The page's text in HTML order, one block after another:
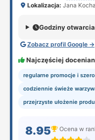
Lokalizacja: Jana
Godziny otwarcia
Zobacz profil Google →
Najczęściej
regularne promocje i
codziennie świeże
przejrzyste ułożenie
8.95 Ocena w